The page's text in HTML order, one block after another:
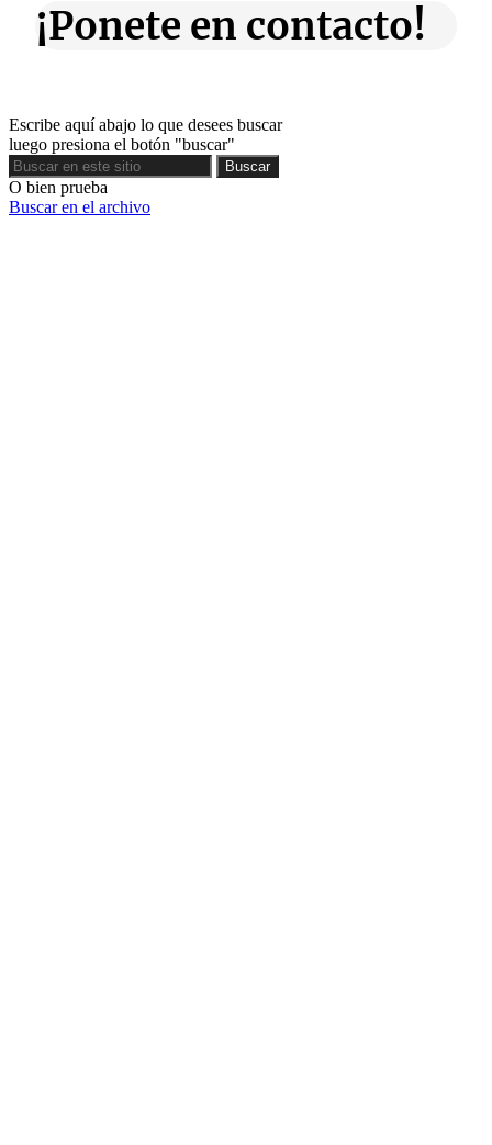
¡Ponete en contacto!
Escribe aquí abajo lo que desees buscar
luego presiona el botón "buscar"
Buscar
Buscar
O bien prueba
Buscar en el archivo